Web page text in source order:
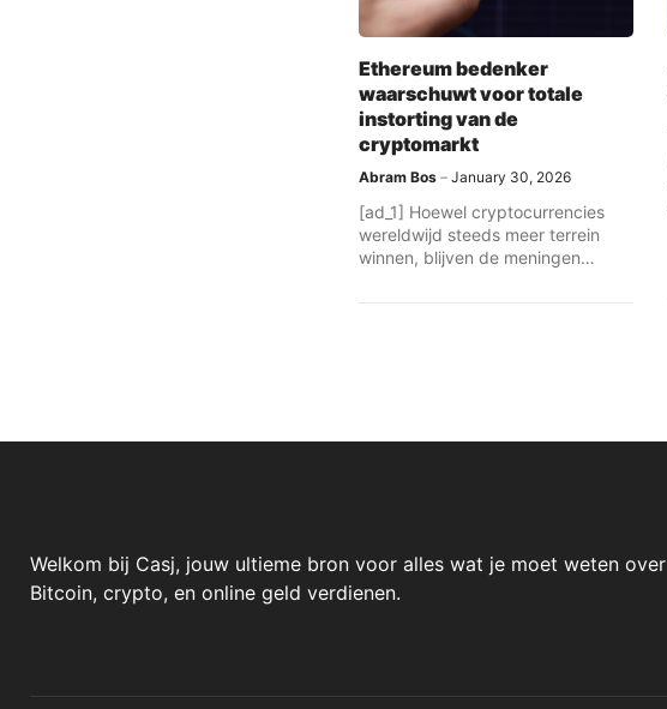
Ethereum bedenker
waarschuwt voor totale
instorting van de
cryptomarkt
Abram Bos January 30, 2026
[ad_1] Hoewel cryptocurrencies
wereldwijd steeds meer terrein
winnen, blijven de meningen
Welkom bij Casj, jouw ultieme bron voor alles wat je moet weten over
Bitcoin, crypto, en online geld verdienen.